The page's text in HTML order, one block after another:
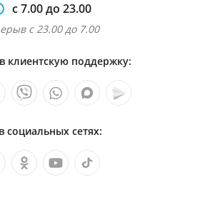
с 7.00 до 23.00
с 23.00 до 7.00
клиентскую поддержку:
социальных сетях: